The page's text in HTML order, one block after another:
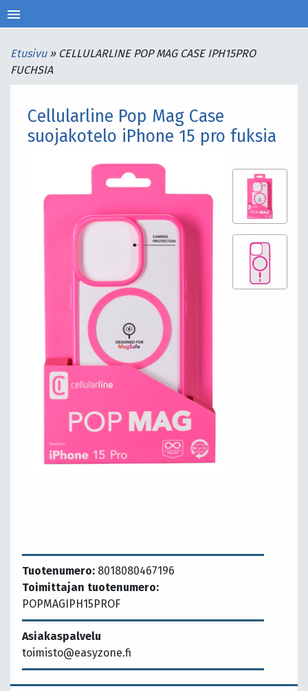
menu
Etusivu »CELLULARLINE POP MAG CASE IPH15PRO
FUCHSIA
Cellularline Pop Mag Case
suojakotelo iPhone 15 pro fuksia
Tuotenumero: 8018080467196
Toimittajan tuotenumero:
POPMAGIPH15PROF
Asiakaspalvelu
toimisto@easyzone.fi